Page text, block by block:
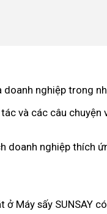
nghiệp trong
và các câu
doanh nghiệp thích
ở Máy sấy SUNSAY